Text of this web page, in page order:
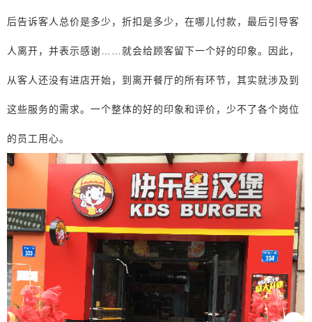
后告诉客人总价是多少，折扣是多少，在哪儿付款，最后引导客
人离开，并表示感谢……就会给顾客留下一个好的印象。因此，
从客人还没有进店开始，到离开餐厅的所有环节，其实就涉及到
这些服务的需求。一个整体的好的印象和评价，少不了各个岗位
的员工用心。